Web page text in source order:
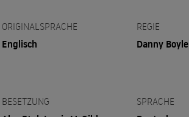
ORIGINALSPRACHE
Englisch
REGIE
Danny Boyle
BESETZUNG SPRACHE